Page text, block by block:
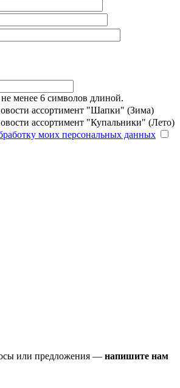
менее 6 символов длиной.
ассортимент "Шапки" (Зима)
ассортимент "Купальники" (Лето)
моих персональных данных
или предложения — напишите нам